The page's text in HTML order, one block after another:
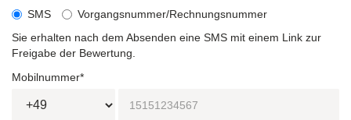
SMS
Vorgangsnummer/Rechnungsnummer
Sie erhalten nach dem Absenden eine SMS mit einem Link zur
Freigabe der Bewertung.
Mobilnummer*